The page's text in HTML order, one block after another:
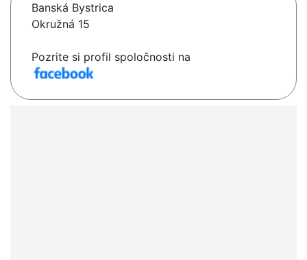
Banská Bystrica
Okružná 15
Pozrite si profil spoločnosti na